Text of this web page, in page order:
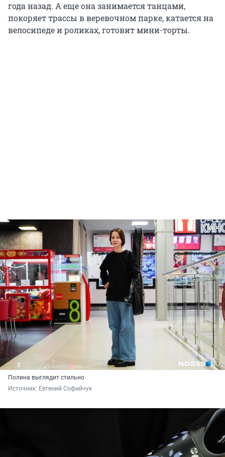
года назад. А еще она занимается танцами,
покоряет трассы в веревочном парке, катается на
велосипеде и роликах, готовит мини-торты.
Полина выглядит стильно
Источник: Евгений Софийчук